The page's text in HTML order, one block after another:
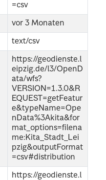
=csv
vor 3 Monaten
text/csv
https://geodienste.l
eipzig.de/l3/OpenD
ata/wfs?
VERSION=1.3.0&R
EQUEST=getFeatur
e&typeName=Ope
nData%3Akita&for
mat_options=filena
me:Kita_Stadt_Lei
pzig&outputFormat
=csv#distribution
https://geodienste.l